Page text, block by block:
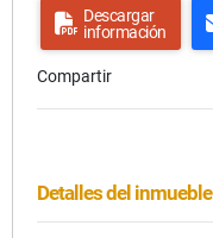
Descargar
información
Compartir
Detalles del inmueble